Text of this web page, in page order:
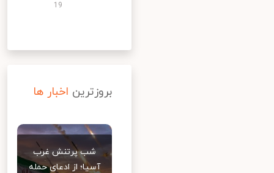
19
بروزترین اخبار ها
شب پرتنش غرب
آسیا؛ از ادعای حمله